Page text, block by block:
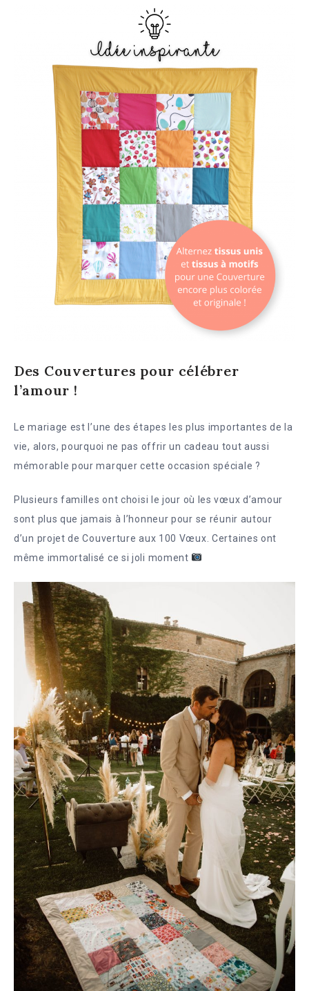
Des Couvertures pour célébrer
l’amour !
Le mariage est l’une des étapes les plus importantes de la
vie, alors, pourquoi ne pas offrir un cadeau tout aussi
mémorable pour marquer cette occasion spéciale ?
Plusieurs familles ont choisi le jour où les vœux d’amour
sont plus que jamais à l’honneur pour se réunir autour
d’un projet de Couverture aux 100 Vœux. Certaines ont
même immortalisé ce si joli moment